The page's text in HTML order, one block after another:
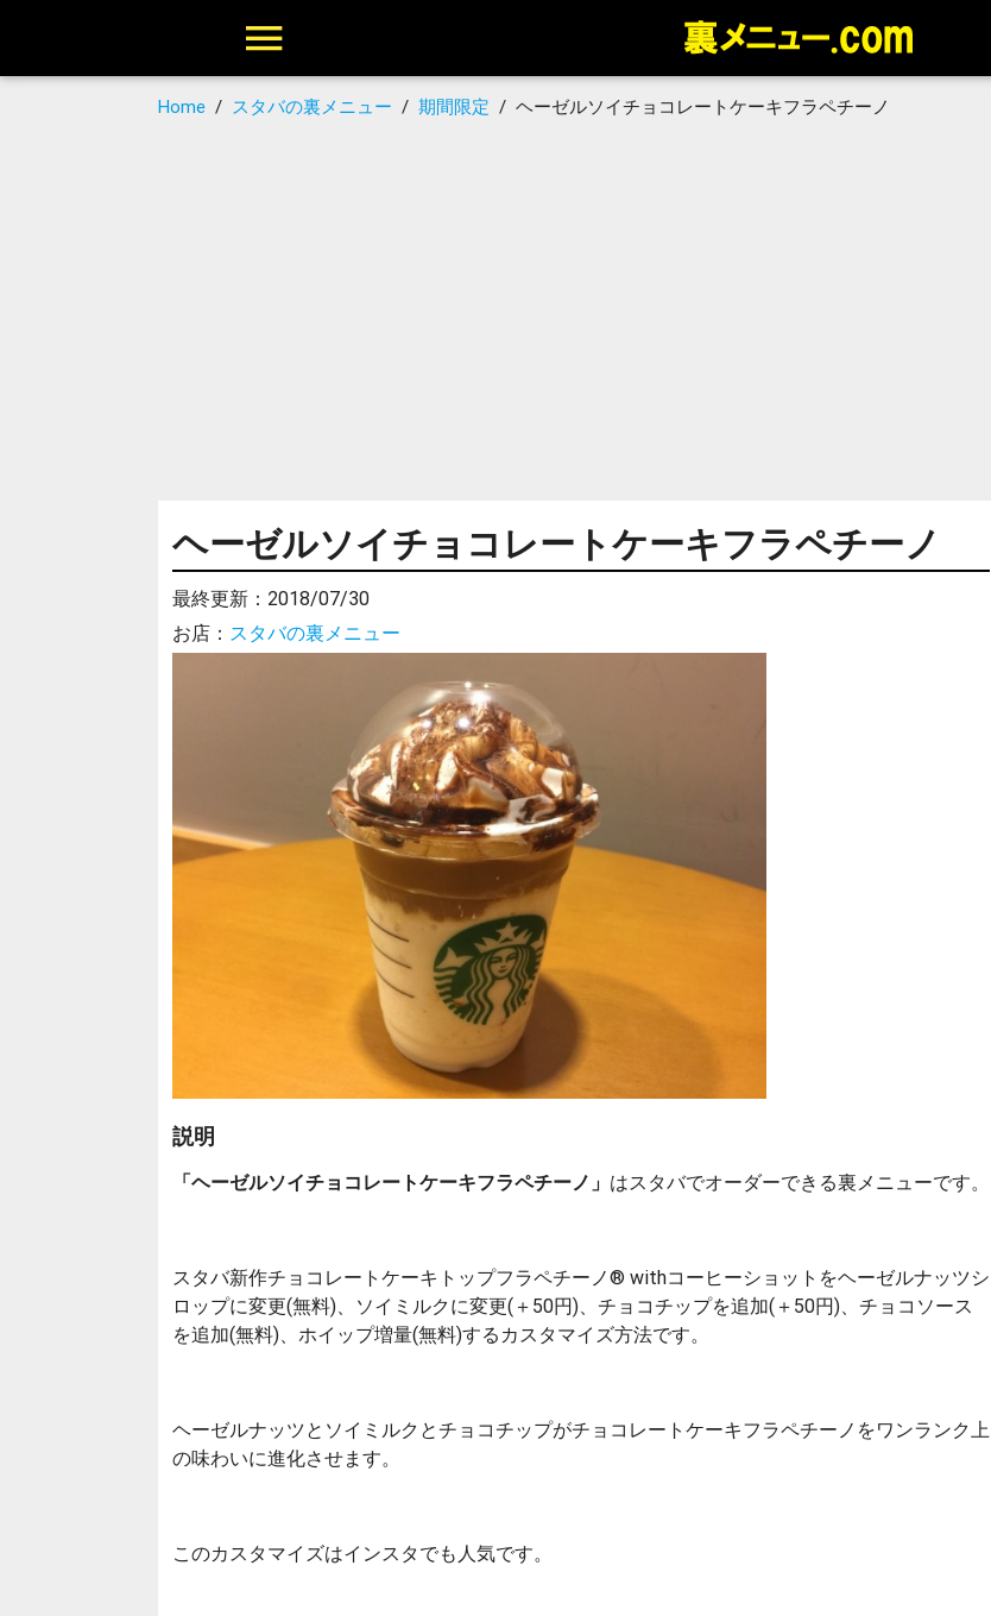
Home / スタバの裏メニュー /期間限定 /ヘーゼルソイチョコレートケーキフラペチーノ
ヘーゼルソイチョコレートケーキフラペチーノ
最終更新： 2018/07/30
お店： スタバの裏メニュー
説明
「ヘーゼルソイチョコレートケーキフラペチーノ」 はスタバでオーダーできる裏メニューです。
スタバ新作チョコレートケーキトップフラペチーノ® withコーヒーショットをヘーゼルナッツシ
ロップに変更(無料)、ソイミルクに変更(＋50円)、チョコチップを追加(＋50円)、チョコソース
を追加(無料)、ホイップ増量(無料)するカスタマイズ方法です。
ヘーゼルナッツとソイミルクとチョコチップがチョコレートケーキフラペチーノをワンランク上
の味わいに進化させます。
このカスタマイズはインスタでも人気です。